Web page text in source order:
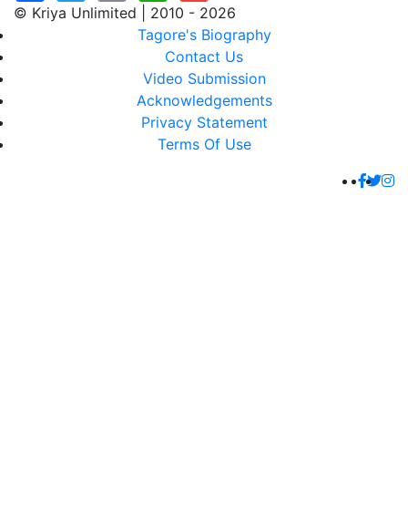
© Kriya Unlimited | 2010 - 2026
Tagore's Biography
Contact Us
Video Submission
Acknowledgements
Privacy Statement
Terms Of Use